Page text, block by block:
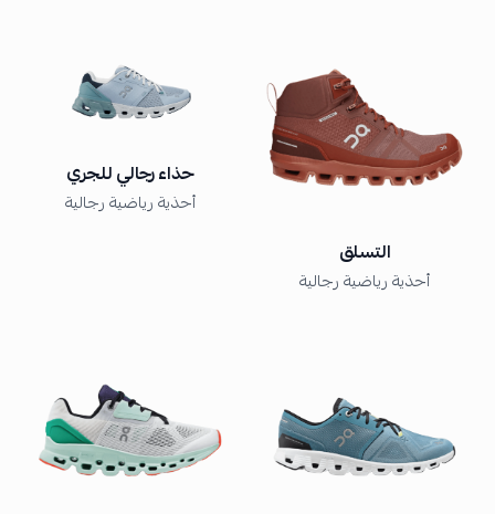
التسلق
أحذية رياضية رجالية
حذاء رجالي للجري
أحذية رياضية رجالية